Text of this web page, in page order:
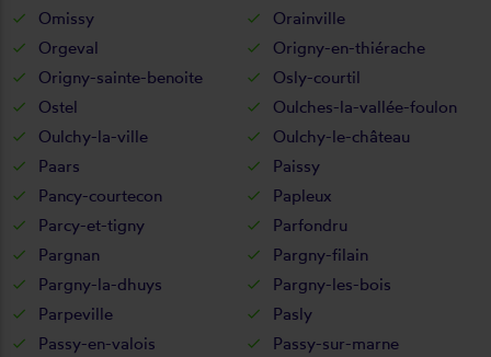
Omissy
Orainville
Orgeval
Origny-en-thiérache
Origny-sainte-benoite
Osly-courtil
Ostel
Oulches-la-vallée-foulon
Oulchy-la-ville
Oulchy-le-château
Paars
Paissy
Pancy-courtecon
Papleux
Parcy-et-tigny
Parfondru
Pargnan
Pargny-filain
Pargny-la-dhuys
Pargny-les-bois
Parpeville
Pasly
Passy-en-valois
Passy-sur-marne